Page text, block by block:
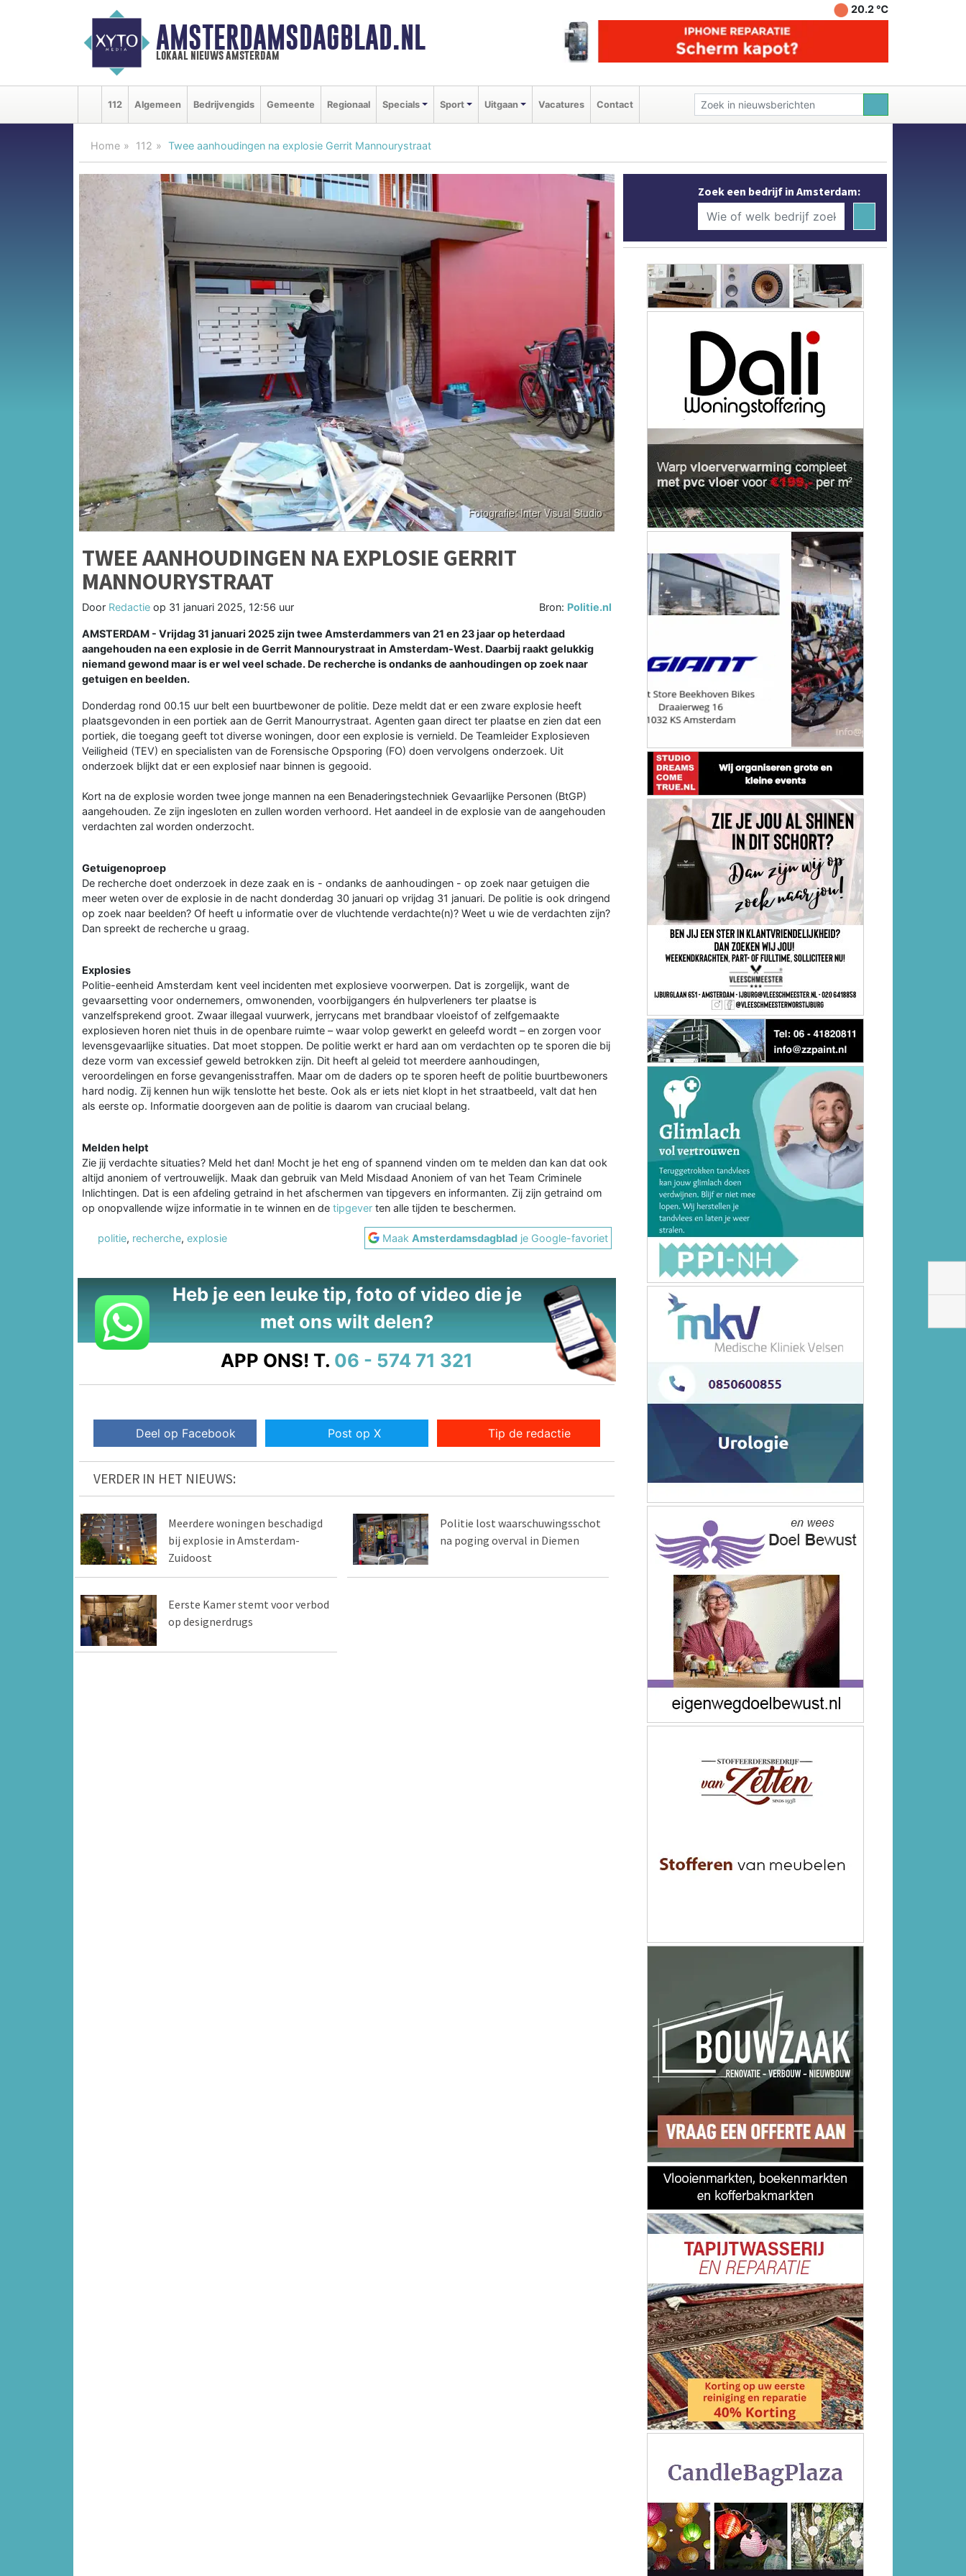
AMSTERDAMSDAGBLAD.NL
lokaal nieuws amsterdam
20.2 ℃
112 Algemeen Bedrijvengids Gemeente Regionaal Specials Sport Uitgaan Vacatures Contact
Home 112 Twee aanhoudingen na explosie Gerrit Mannourystraat
TWEE AANHOUDINGEN NA EXPLOSIE GERRIT
MANNOURYSTRAAT
Door Redactie op 31 januari 2025, 12:56 uur Bron: Politie.nl
AMSTERDAM - Vrijdag 31 januari 2025 zijn twee Amsterdammers van 21 en 23 jaar op heterdaad
aangehouden na een explosie in de Gerrit Mannourystraat in Amsterdam-West. Daarbij raakt gelukkig
niemand gewond maar is er wel veel schade. De recherche is ondanks de aanhoudingen op zoek naar
getuigen en beelden.
Donderdag rond 00.15 uur belt een buurtbewoner de politie. Deze meldt dat er een zware explosie heeft
plaatsgevonden in een portiek aan de Gerrit Manourrystraat. Agenten gaan direct ter plaatse en zien dat een
portiek, die toegang geeft tot diverse woningen, door een explosie is vernield. De Teamleider Explosieven
Veiligheid (TEV) en specialisten van de Forensische Opsporing (FO) doen vervolgens onderzoek. Uit
onderzoek blijkt dat er een explosief naar binnen is gegooid.
Kort na de explosie worden twee jonge mannen na een Benaderingstechniek Gevaarlijke Personen (BtGP)
aangehouden. Ze zijn ingesloten en zullen worden verhoord. Het aandeel in de explosie van de aangehouden
verdachten zal worden onderzocht.
Getuigenoproep
De recherche doet onderzoek in deze zaak en is - ondanks de aanhoudingen - op zoek naar getuigen die
meer weten over de explosie in de nacht donderdag 30 januari op vrijdag 31 januari. De politie is ook dringend
op zoek naar beelden? Of heeft u informatie over de vluchtende verdachte(n)? Weet u wie de verdachten zijn?
Dan spreekt de recherche u graag.
Explosies
Politie-eenheid Amsterdam kent veel incidenten met explosieve voorwerpen. Dat is zorgelijk, want de
gevaarsetting voor ondernemers, omwonenden, voorbijgangers én hulpverleners ter plaatse is
vanzelfsprekend groot. Zwaar illegaal vuurwerk, jerrycans met brandbaar vloeistof of zelfgemaakte
explosieven horen niet thuis in de openbare ruimte – waar volop gewerkt en geleefd wordt – en zorgen voor
levensgevaarlijke situaties. Dat moet stoppen. De politie werkt er hard aan om verdachten op te sporen die bij
deze vorm van excessief geweld betrokken zijn. Dit heeft al geleid tot meerdere aanhoudingen,
veroordelingen en forse gevangenisstraffen. Maar om de daders op te sporen heeft de politie buurtbewoners
hard nodig. Zij kennen hun wijk tenslotte het beste. Ook als er iets niet klopt in het straatbeeld, valt dat hen
als eerste op. Informatie doorgeven aan de politie is daarom van cruciaal belang.
Melden helpt
Zie jij verdachte situaties? Meld het dan! Mocht je het eng of spannend vinden om te melden dan kan dat ook
altijd anoniem of vertrouwelijk. Maak dan gebruik van Meld Misdaad Anoniem of van het Team Criminele
Inlichtingen. Dat is een afdeling getraind in het afschermen van tipgevers en informanten. Zij zijn getraind om
op onopvallende wijze informatie in te winnen en de tipgever ten alle tijden te beschermen.
politie, recherche, explosie MaakAmsterdamsdagblad je Google-favoriet
Heb je een leuke tip, foto of video die je
met ons wilt delen?
APP ONS! T. 06 - 574 71 321
Deel op Facebook Post op X Tip de redactie
VERDER IN HET NIEUWS:
Meerdere woningen beschadigd
bij explosie in Amsterdam-
Zuidoost
Politie lost waarschuwingsschot
na poging overval in Diemen
Eerste Kamer stemt voor verbod
op designerdrugs
Zoek een bedrijf in Amsterdam: